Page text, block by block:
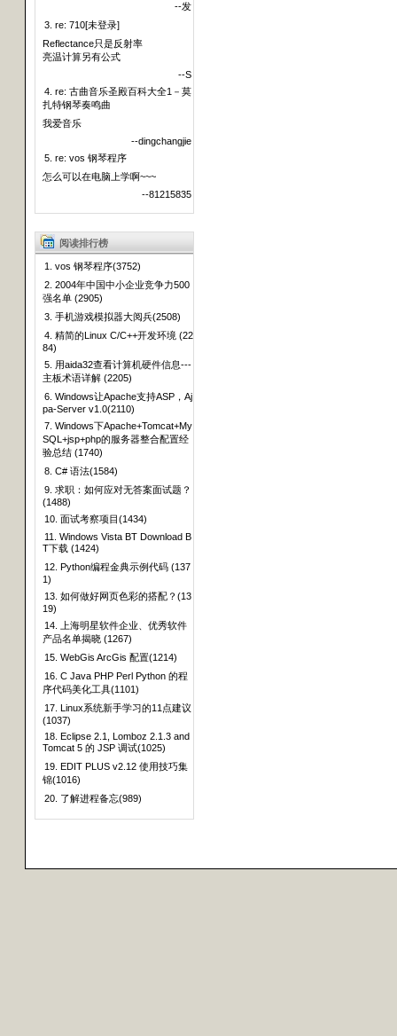
--发
3. re: 710[未登录]
Reflectance只是反射率
亮温计算另有公式
--S
4. re: 古曲音乐圣殿百科大全1－莫
扎特钢琴奏鸣曲
我爱音乐
--dingchangjie
5. re: vos 钢琴程序
怎么可以在电脑上学啊~~~
--81215835
阅读排行榜
1. vos 钢琴程序(3752)
2. 2004年中国中小企业竞争力500
强名单 (2905)
3. 手机游戏模拟器大阅兵(2508)
4. 精简的Linux C/C++开发环境 (22
84)
5. 用aida32查看计算机硬件信息---
主板术语详解 (2205)
6. Windows让Apache支持ASP，Aj
pa-Server v1.0(2110)
7. Windows下Apache+Tomcat+My
SQL+jsp+php的服务器整合配置经
验总结 (1740)
8. C# 语法(1584)
9. 求职：如何应对无答案面试题？
(1488)
10. 面试考察项目(1434)
11. Windows Vista BT Download B
T下载 (1424)
12. Python编程金典示例代码 (137
1)
13. 如何做好网页色彩的搭配？(13
19)
14. 上海明星软件企业、优秀软件
产品名单揭晓 (1267)
15. WebGis ArcGis 配置(1214)
16. C Java PHP Perl Python 的程
序代码美化工具(1101)
17. Linux系统新手学习的11点建议
(1037)
18. Eclipse 2.1, Lomboz 2.1.3 and
Tomcat 5 的 JSP 调试(1025)
19. EDIT PLUS v2.12 使用技巧集
锦(1016)
20. 了解进程备忘(989)